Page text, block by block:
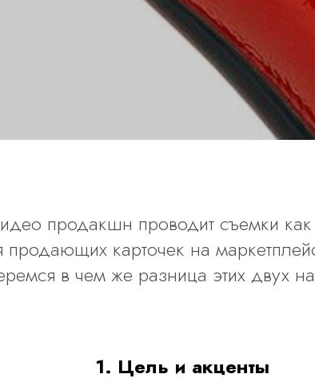
продакшн проводит съемки
карточек на
в чем же разница этих двух
1. Цель и акценты